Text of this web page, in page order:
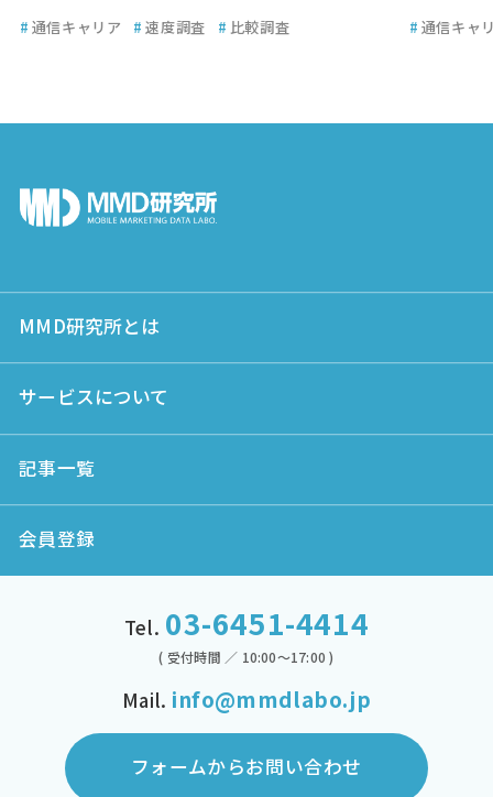
# 通信キャリア # 速度調査 # 比較調査 # 通信キャ
MMD研究所とは
サービスについて
記事一覧
会員登録
Tel. 03-6451-4414
( 受付時間 ／ 10:00～17:00 )
Mail. info@mmdlabo.jp
フォームからお問い合わせ